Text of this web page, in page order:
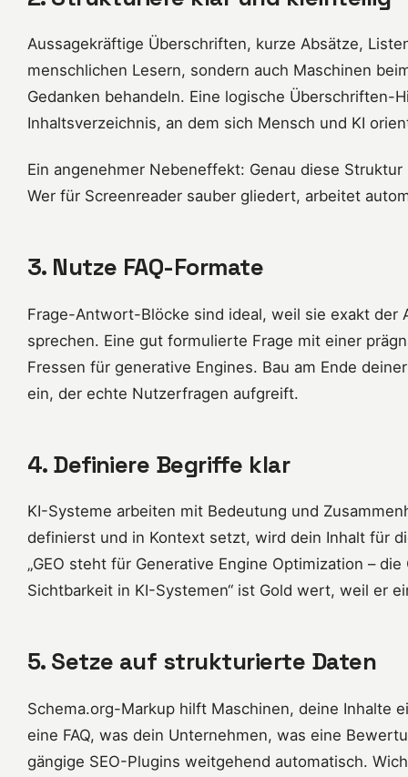
Aussagekräftige Überschriften, kurze Absätze,
menschlichen Lesern, sondern auch Maschinen
Gedanken behandeln. Eine logische Überschriften-
Inhaltsverzeichnis, an dem sich Mensch und KI
Ein angenehmer Nebeneffekt: Genau diese
Wer für Screenreader sauber gliedert, arbeitet
3. Nutze FAQ-Formate
Frage-Antwort-Blöcke sind ideal, weil sie exakt der
sprechen. Eine gut formulierte Frage mit einer
Fressen für generative Engines. Bau am Ende
ein, der echte Nutzerfragen aufgreift.
4. Definiere Begriffe klar
KI-Systeme arbeiten mit Bedeutung und
definierst und in Kontext setzt, wird dein Inhalt für
„GEO steht für Generative Engine Optimization –
Sichtbarkeit in KI-Systemen“ ist Gold wert, weil er
5. Setze auf strukturierte Daten
Schema.org-Markup hilft Maschinen, deine Inhalte
eine FAQ, was dein Unternehmen, was eine
gängige SEO-Plugins weitgehend automatisch.